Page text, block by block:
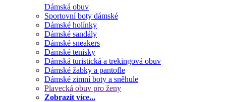
Dámská obuv
Sportovní boty dámské
Dámské holínky
Dámské sandály
Dámské sneakers
Dámské tenisky
Dámská turistická a trekingová obuv
Dámské žabky a pantofle
Dámské zimní boty a sněhule
Plavecká obuv pro ženy
Zobrazit více...